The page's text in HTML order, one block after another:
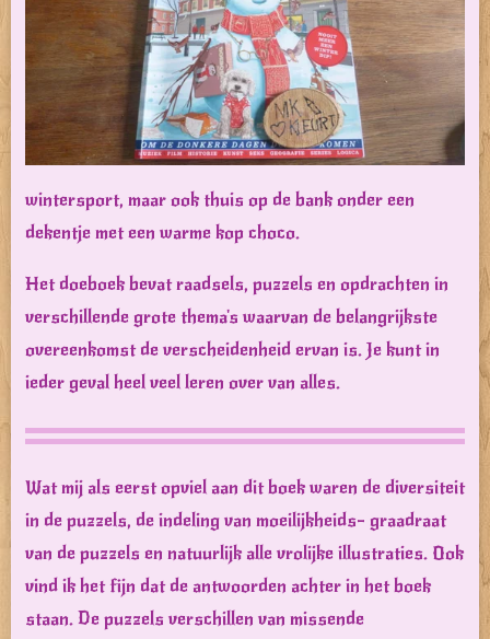
wintersport, maar ook thuis op de bank onder een
dekentje met een warme kop choco.
Het doeboek bevat raadsels, puzzels en opdrachten in
verschillende grote thema's waarvan de belangrijkste
overeenkomst de verscheidenheid ervan is. Je kunt in
ieder geval heel veel leren over van alles.
Wat mij als eerst opviel aan dit boek waren de diversiteit
in de puzzels, de indeling van moeilijkheids- graadraat
van de puzzels en natuurlijk alle vrolijke illustraties. Ook
vind ik het fijn dat de antwoorden achter in het boek
staan. De puzzels verschillen van missende